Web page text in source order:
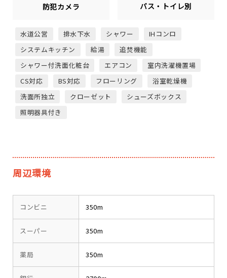
防犯カメラ バス・トイレ別
水道公営 排水下水 シャワー
IHコンロ
システムキッチン
給湯
追焚機能
シャワー付洗面化粧台
エアコン
室内洗濯機置場
CS対応
BS対応 フローリング
浴室乾燥機
洗面所独立
クローゼット
シューズボックス
照明器具付き
周辺環境
コンビニ 350m
スーパー 350m
薬局 350m